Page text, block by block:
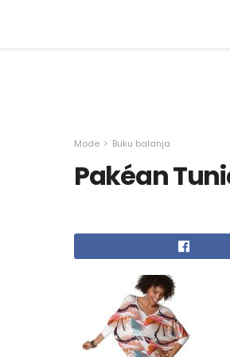
Mode Buku balanja
Pakéan